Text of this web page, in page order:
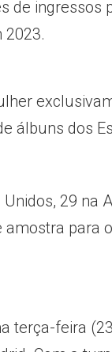
de ingressos
2023.
álbuns dos
29 na
para
terça-feira